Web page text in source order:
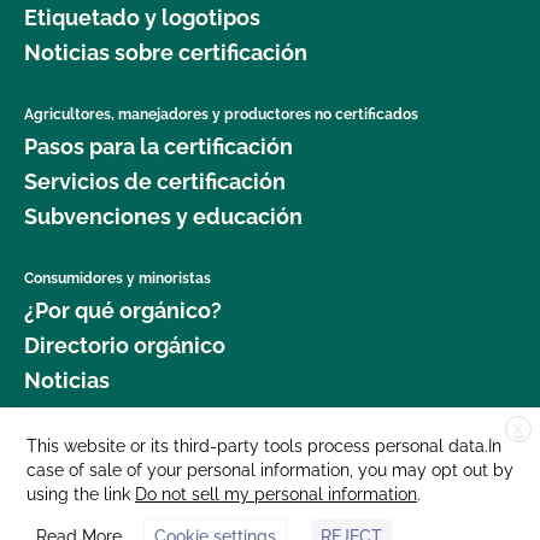
Seguridad Alimentaria?
¿Qué logotipos y declaraciones puedo poner en
mi producto certificado por OCal?
orgánico certificado?
¿Qué recursos existen en relación con los OMG y
la producción orgánica?
la certificación y el mantenimiento de registros?
¿Qué normas certifica el CCOF?
Etiquetado y logotipos
Noticias sobre certificación
Agricultores, manejadores y productores no certificados
Pasos para la certificación
Servicios de certificación
Subvenciones y educación
Consumidores y minoristas
¿Por qué orgánico?
Directorio orgánico
Noticias
Donar
Carreras profesionales
Sala de prensa
X
This website or its third-party tools process personal data.In
case of sale of your personal information, you may opt out by
using the link Do not sell my personal information.